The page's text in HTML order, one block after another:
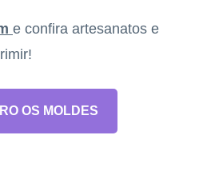
e confira artesanatos e
OS MOLDES